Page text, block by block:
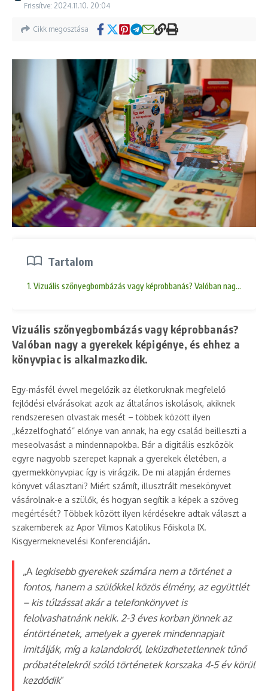
Frissítve: 2024.11.10. 20:04
Cikk megosztása
Tartalom
1. Vizuális szőnyegbombázás vagy képrobbanás? Valóban nagy a
Vizuális szőnyegbombázás vagy képrobbanás?
Valóban nagy a gyerekek képigénye, és ehhez a
könyvpiac is alkalmazkodik.
Egy-másfél évvel megelőzik az életkoruknak megfelelő
fejlődési elvárásokat azok az általános iskolások, akiknek
rendszeresen olvastak mesét – többek között ilyen
„kézzelfogható” előnye van annak, ha egy család beilleszti a
meseolvasást a mindennapokba. Bár a digitális eszközök
egyre nagyobb szerepet kapnak a gyerekek életében, a
gyermekkönyvpiac így is virágzik. De mi alapján érdemes
könyvet választani? Miért számít, illusztrált mesekönyvet
vásárolnak-e a szülők, és hogyan segítik a képek a szöveg
megértését? Többek között ilyen kérdésekre adtak választ a
szakemberek az Apor Vilmos Katolikus Főiskola IX.
Kisgyermeknevelési Konferenciáján.
„Alegkisebb gyerekek számára nem a történet a
fontos, hanem a szülőkkel közös élmény, az együttlét
– kis túlzással akár a telefonkönyvet is
felolvashatnánk nekik. 2-3 éves korban jönnek az
éntörténetek, amelyek a gyerek mindennapjait
imitálják, míg a kalandokról, leküzdhetetlennek tűnő
próbatételekről szóló történetek korszaka 4-5 év körül
kezdődik”